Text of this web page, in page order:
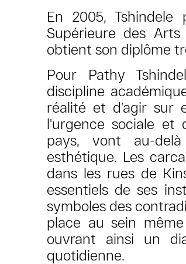
En 2005,
Supérieure des
obtient son diplôme
Pour Pathy
discipline
réalité et d’agir sur
l'urgence sociale et
pays, vont au-
esthétique. Les
dans les rues de
essentiels de ses
symboles des
place au sein
ouvrant ainsi un
quotidienne.